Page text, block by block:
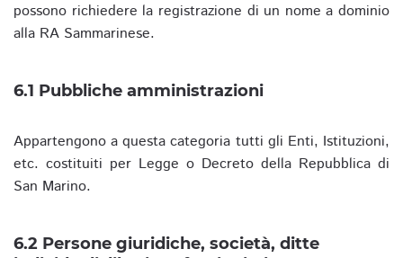
possono richiedere la registrazione di un nome a dominio
alla RA Sammarinese.
6.1 Pubbliche amministrazioni
Appartengono a questa categoria tutti gli Enti, Istituzioni,
etc. costituiti per Legge o Decreto della Repubblica di
San Marino.
6.2 Persone giuridiche, società, ditte